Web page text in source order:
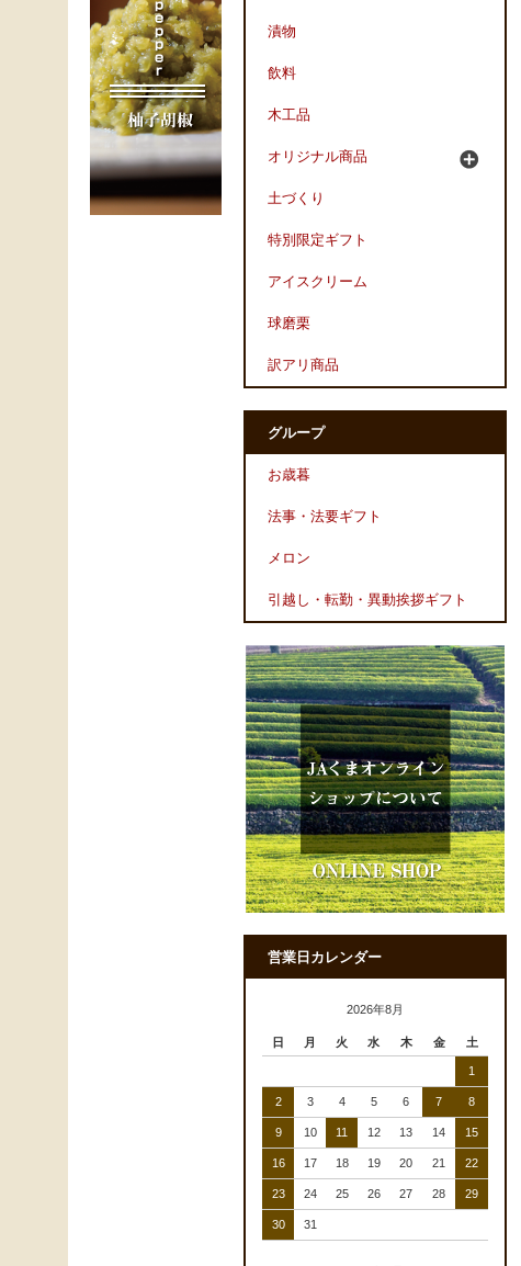
漬物
飲料
木工品
オリジナル商品
土づくり
特別限定ギフト
アイスクリーム
球磨栗
訳アリ商品
グループ
お歳暮
法事・法要ギフト
メロン
引越し・転勤・異動挨拶ギフト
営業日カレンダー
2026年8月
日 月 火 水 木 金 土
1
2 3 4 5 6 7 8
9 10 11 12 13 14 15
16 17 18 19 20 21 22
23 24 25 26 27 28 29
30 31